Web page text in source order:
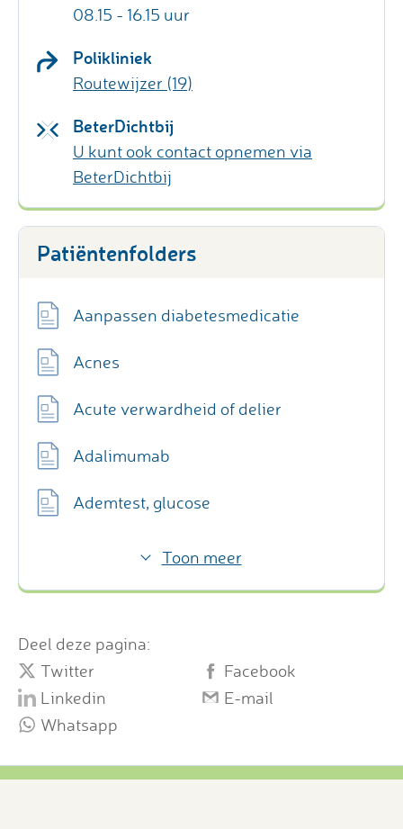
08.15 - 16.15 uur
Polikliniek
Routewijzer (19)
BeterDichtbij
U kunt ook contact opnemen via
BeterDichtbij
Patiëntenfolders
Aanpassen diabetesmedicatie
Acnes
Acute verwardheid of delier
Adalimumab
Ademtest, glucose
Toon meer
Deel deze pagina:
Twitter
Facebook
Linkedin
E-mail
Whatsapp